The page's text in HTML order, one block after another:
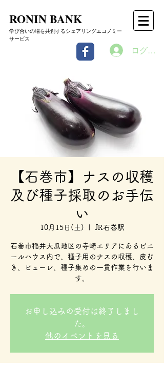
RONIN BANK
学び合いの場を共創するシェアリングエコノミー
サービス
ログイン
【石巻市】ナスの収穫
及び種子採取のお手伝
い
10月15日(土) JR石巻駅
石巻市稲井大瓜地区の寺崎エリアにあるビニ
ールハウス内で、種子用のナスの収穫、皮む
き、ピューレ、種子集めの一貫作業を行いま
す。
お申し込みの受付は終了しまし
た。
他のイベントを見る